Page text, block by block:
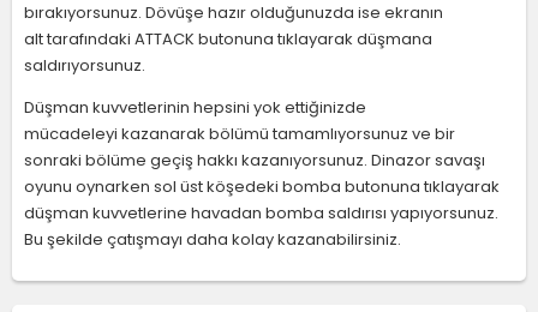
bırakıyorsunuz. Dövüşe hazır olduğunuzda ise ekranın
alt tarafındaki ATTACK butonuna tıklayarak düşmana
saldırıyorsunuz.
Düşman kuvvetlerinin hepsini yok ettiğinizde
mücadeleyi kazanarak bölümü tamamlıyorsunuz ve bir
sonraki bölüme geçiş hakkı kazanıyorsunuz. Dinazor savaşı
oyunu oynarken sol üst köşedeki bomba butonuna tıklayarak
düşman kuvvetlerine havadan bomba saldırısı yapıyorsunuz.
Bu şekilde çatışmayı daha kolay kazanabilirsiniz.